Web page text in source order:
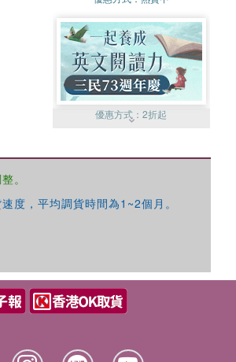
優惠方式：2折起
。
度，平均調貨時間為1~2個月。